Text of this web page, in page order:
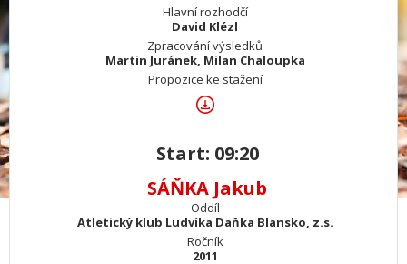
Hlavní rozhodčí
David Klézl
Zpracování výsledků
Martin Juránek, Milan Chaloupka
Propozice ke stažení
Start: 09:20
SÁŇKA Jakub
Oddíl
Atletický klub Ludvíka Daňka Blansko, z.s.
Ročník
2011